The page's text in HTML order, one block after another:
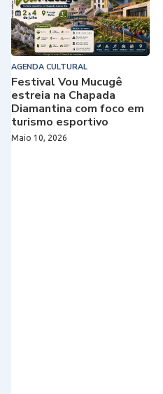
AGENDA CULTURAL
Festival Vou Mucugê
estreia na Chapada
Diamantina com foco em
turismo esportivo
Maio 10, 2026